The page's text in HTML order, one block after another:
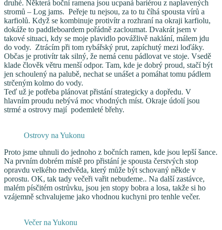
druhé. Některá boční ramena jsou ucpaná bariérou z naplavených
stromů – Log jams. Peřeje tu nejsou, za to tu číhá spousta vírů a
karfiolů. Když se kombinuje protivítr a rozhraní na okraji karfiolu,
dokáže to paddleboardem pořádně zacloumat. Dvakrát jsem v
takové situaci, kdy se moje plavidlo povážlivě naklání, málem jdu
do vody. Ztrácím při tom rybářský prut, zapíchutý mezi loďáky.
Občas je protivítr tak silný, že nemá cenu pádlovat ve stoje. Vsedě
klade člověk větru menší odpor. Tam, kde je dobrý proud, stačí být
jen schoulený na palubě, nechat se unášet a pomáhat tomu pádlem
strčeným kolmo do vody.
Teď už je potřeba plánovat přistání strategicky a dopředu. V
hlavním proudu nebývá moc vhodných míst. Okraje údolí jsou
strmé a ostrovy mají podemleté břehy.
Ostrovy na Yukonu
Proto jsme uhnuli do jednoho z bočních ramen, kde jsou lepší šance.
Na prvním dobrém místě pro přistání je spousta čerstvých stop
opravdu velkého medvěda, který může být schovaný někde v
porostu. OK, tak tady večeři vařit nebudeme.. Na další zastávce,
malém písčitém ostrůvku, jsou jen stopy bobra a losa, takže si ho
vzájemně schvalujeme jako vhodnou kuchyni pro tenhle večer.
Večer na Yukonu